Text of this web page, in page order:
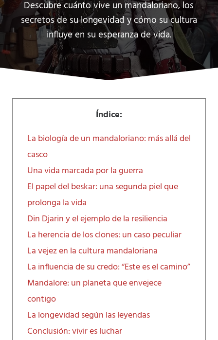
Descubre cuánto vive un mandaloriano, los
secretos de su longevidad y cómo su cultura
influye en su esperanza de vida.
Índice:
La biología de un mandaloriano: más allá del
casco
Una vida marcada por la guerra
El papel del beskar: una segunda piel que
prolonga la vida
Din Djarin y el ejemplo de la resiliencia
La herencia de los clones: un caso peculiar
La vejez en la cultura mandaloriana
La influencia de su credo: “Este es el camino”
Mandalore: un planeta que envejece
contigo
La longevidad según las leyendas
Conclusión: vivir es luchar